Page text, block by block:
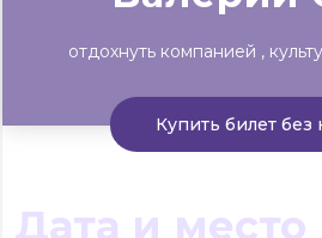
отдохнуть компанией
Купить билет без
Дата и место